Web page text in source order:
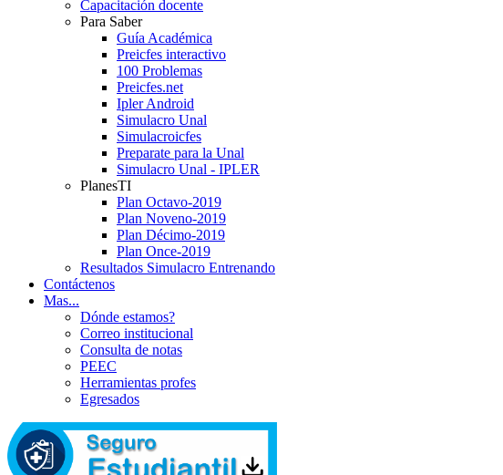
Capacitación docente
Para Saber
Guía Académica
Preicfes interactivo
100 Problemas
Preicfes.net
Ipler Android
Simulacro Unal
Simulacroicfes
Preparate para la Unal
Simulacro Unal - IPLER
PlanesTI
Plan Octavo-2019
Plan Noveno-2019
Plan Décimo-2019
Plan Once-2019
Resultados Simulacro Entrenando
Contáctenos
Mas...
Dónde estamos?
Correo institucional
Consulta de notas
PEEC
Herramientas profes
Egresados